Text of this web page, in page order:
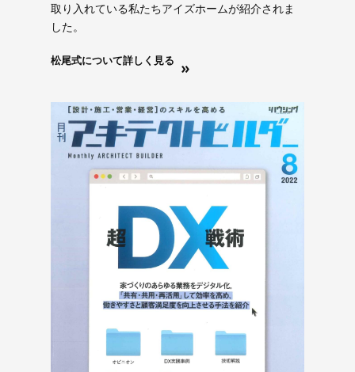
取り入れている私たちアイズホームが紹介されま
した。
松尾式について詳しく見る